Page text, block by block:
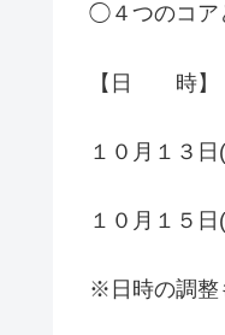
◯４つのコア
【日 時】
１０月１３
１０月１５
※日時の調整